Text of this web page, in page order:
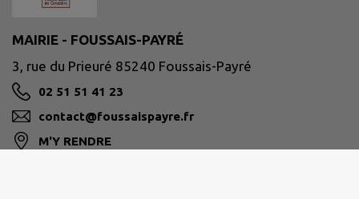
MAIRIE - FOUSSAIS-PAYRÉ
3, rue du Prieuré 85240 Foussais-Payré
02 51 51 41 23
contact@foussaispayre.fr
M'Y RENDRE